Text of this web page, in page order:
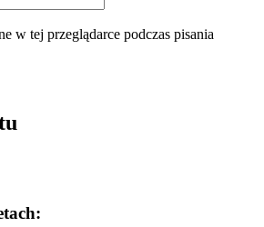
w tej przeglądarce podczas pisania